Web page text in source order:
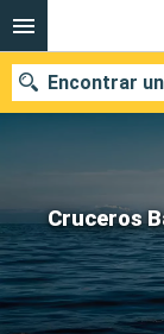
Cruceros
Encontrar
Nuestros
Fecha de
Puertos